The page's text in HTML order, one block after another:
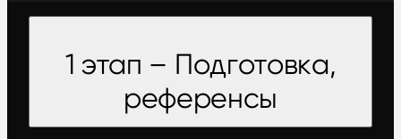
1 этап – Подготовка,
референсы